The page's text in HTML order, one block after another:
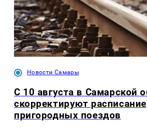
Новости Самары
С 10 августа в Самарской
скорректируют расписание
пригородных поездов